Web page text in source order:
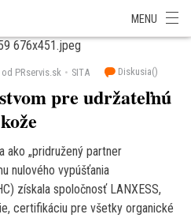
MENU
od PRservis.sk SITA Diskusia()
pre udržateľnú
ako „pridružený partner
nulového vypúšťania
získala spoločnosť LANXESS,
certifikáciu pre všetky organické